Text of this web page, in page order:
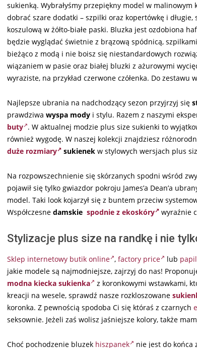
sukienką. Wybrałyśmy przepiękny model w
dobrać szare dodatki – szpilki oraz kopertówkę i
koszulową w żółto-białe paski. Bluzka jest ozdobiona
będzie wyglądać świetnie z brązową spódnicą,
bieżąco z modą i nie boisz się niestandardowych
wiązaniem w pasie oraz białej bluzki z ażurowymi
wyraziste, na przykład czerwone czółenka. Do
Najlepsze ubrania na nadchodzący sezon przyjrzyj się
prawdziwa wyspa mody i stylu. Razem z naszymi
buty . W aktualnej modzie plus size sukienki to
również wygodę. W naszej kolekcji znajdziesz
duże rozmiary
sukienek w stylowych wersjach plus
Na rozpowszechnienie się skórzanych spodni wśród
pojawił się tylko gwiazdor pokroju James’a Dean’a
model. Taki look kojarzył się z buntem przeciw
Współczesne damskie spodnie z ekoskóry wyraźnie
Stylizacje plus size na randkę i nie
Sklep internetowy butik online , factory price lub
jakie modele są najmodniejsze, zajrzyj do nas!
modna kiecka sukienka
z koronkowymi wstawkami,
kreacji na wesele, sprawdź nasze rozkloszowane
koronka. Z pewnością spodoba Ci się któraś z czarnych
seksownie. Jeżeli zaś wolisz jaśniejsze kolory, także
Choć pochodzenie bluzek hiszpanek nie jest do końca